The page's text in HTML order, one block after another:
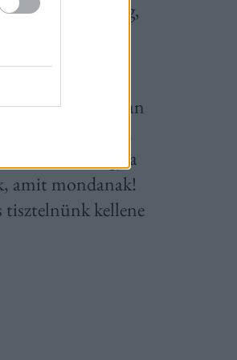
rólam a dolog,
hogy
irányba. Sokan
írhatsz bármit,
mindenki, hogy a
amit mondanak!
tisztelnünk kellene